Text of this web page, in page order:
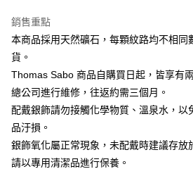
銷售重點
本商品採用天然礦石，每顆紋路均不相同
貨。
Thomas Sabo 商品自購買日起，皆享有
總公司進行維修，往返約需三個月。
配戴銀飾請勿接觸化學物質、溫泉水，以
品汙損。
銀飾氧化屬正常現象，未配戴時建議存放
請以專用清潔品進行保養。